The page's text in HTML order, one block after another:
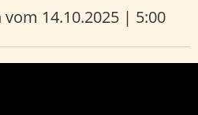
14.10.2025 | 5:00